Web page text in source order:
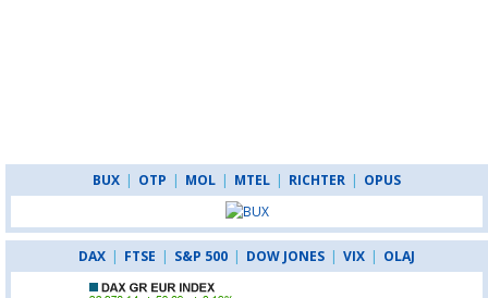
BUX | OTP | MOL | MTEL | RICHTER | OPUS
DAX | FTSE | S&P 500 | DOW JONES | VIX | OLAJ